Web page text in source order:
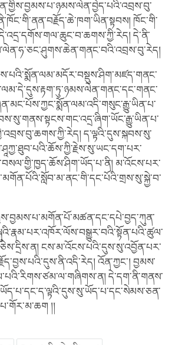
ཁོང་གི་
དེ་ནི་
ད་ལྟའི་དུས་སྐབས་སུ་
མ་འོངས་པར་
ངས་མ་འོངས་པའི་དུས་སུ་འབྱོན་པར་
འོན་ཀྱང་། བྱམས་
དེ་དག་ནི་གནས་
།།